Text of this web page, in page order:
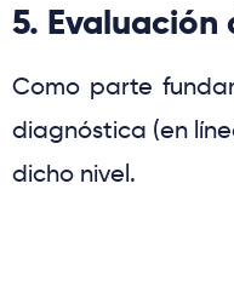
5.
Como parte
diagnóstica (en
dicho nivel.